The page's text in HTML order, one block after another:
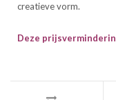
creatieve vorm.
Deze